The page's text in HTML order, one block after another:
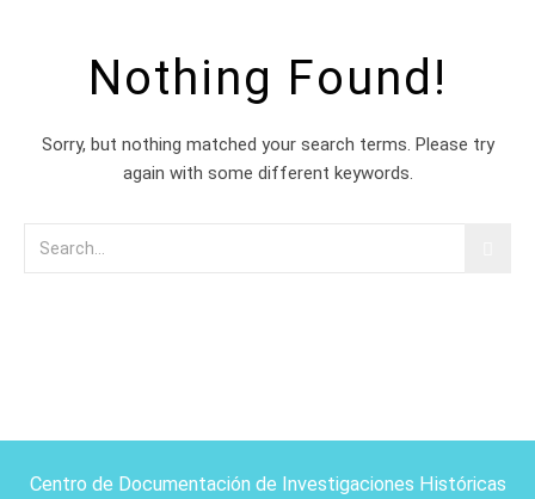
Nothing Found!
Sorry, but nothing matched your search terms. Please try
again with some different keywords.
Centro de Documentación de Investigaciones Históricas